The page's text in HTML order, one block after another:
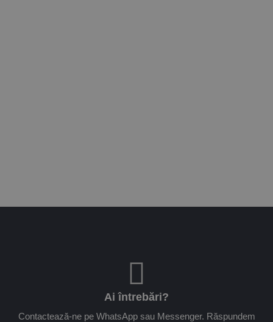
Ai întrebări?
Contactează-ne pe WhatsApp sau Messenger. Răspundem